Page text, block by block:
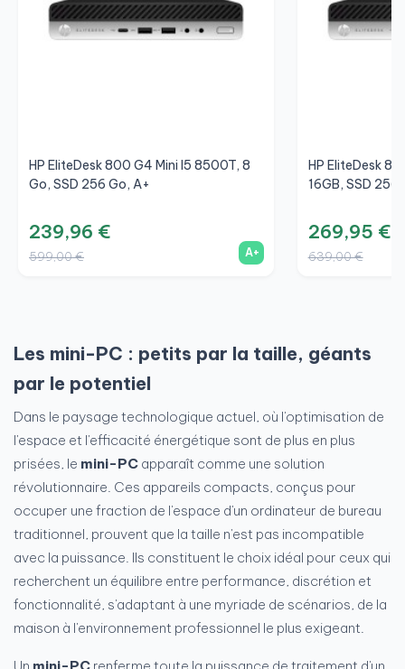
HP EliteDesk 800 G4 Mini I5 8500T, 8
Go, SSD 256 Go, A+
239,96 €
599,00 € A+
HP EliteDesk
16GB, SSD
269,95 €
639,00 €
Les mini-PC : petits par la taille, géants
par le potentiel
Dans le paysage technologique actuel, où l'optimisation de
l'espace et l'efficacité énergétique sont de plus en plus
prisées, le mini-PC apparaît comme une solution
révolutionnaire. Ces appareils compacts, conçus pour
occuper une fraction de l'espace d'un ordinateur de bureau
traditionnel, prouvent que la taille n'est pas incompatible
avec la puissance. Ils constituent le choix idéal pour ceux qui
recherchent un équilibre entre performance, discrétion et
fonctionnalité, s'adaptant à une myriade de scénarios, de la
maison à l'environnement professionnel le plus exigeant.